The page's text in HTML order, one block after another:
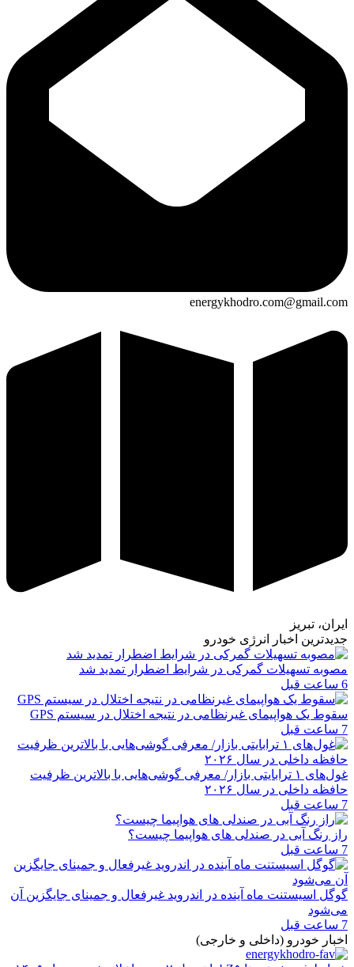
energykhodro.com@gmail.com
ایران، تبریز
جدیدترین اخبار انرژی خودرو
مصوبه تسهیلات گمرکی در شرایط اضطرار تمدید شد
6 ساعت قبل
سقوط یک هواپیمای غیرنظامی در نتیجه اختلال در سیستم‌ GPS
7 ساعت قبل
غول‌های ۱ ترابایتی بازار/ معرفی گوشی‌هایی با بالاترین ظرفیت
حافظه داخلی در سال ۲۰۲۶
7 ساعت قبل
راز رنگ آبی در صندلی های هواپیما چیست؟
7 ساعت قبل
گوگل اسیستنت ماه آینده در اندروید غیرفعال و جمینای جایگزین آن
می‌شود
7 ساعت قبل
اخبار خودرو (داخلی و خارجی)